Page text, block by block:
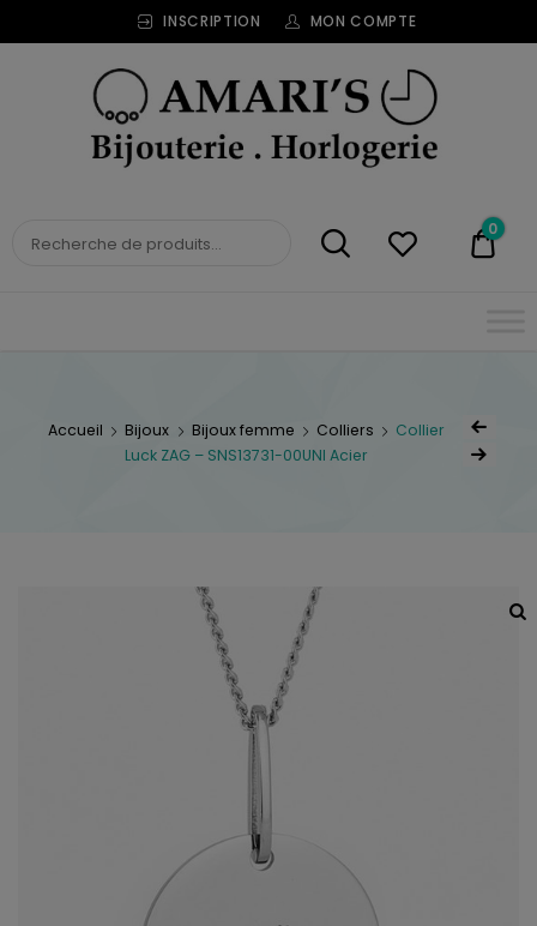
INSCRIPTION MON COMPTE
BIJOUTERIE
0
Accueil Bijoux Bijoux femme Colliers
Collier
Luck ZAG – SNS13731-00UNI Acier